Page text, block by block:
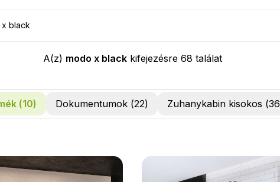
A(z) modo x blackkifejezésre 68 találat
(10) Dokumentumok (22) Zuhanykabin kisokos (36